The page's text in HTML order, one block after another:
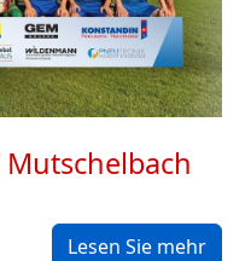
Mutschelbach
Lesen Sie mehr